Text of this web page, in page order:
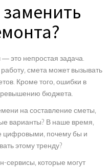
— это непростая задача.
смета может вызывать
Кроме того, ошибки в
бюджета.
на составление сметы,
варианты? В наше время,
цифровыми, почему бы и
этому тренду?
сервисы, которые могут